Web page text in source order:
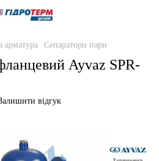
арматура Сепаратори пари
Ayvaz SPR-
відгук